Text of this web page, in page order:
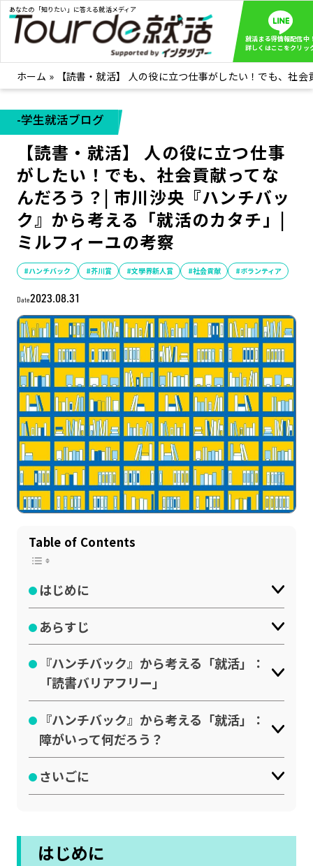
あなたの「知りたい」に答える就活メディア
就活まる得情報配信中
詳しくはここをクリッ
就活ノウハウ 全て見る
企業まる見え！特捜部
みんなが知らない企業の裏側を徹底調査！
インタツアー活動レポ 全て見る
インタツアーを使ってどうだった？OBOG成功談
社会人インタビュー 全て見る
社会人になった今、就活を振り返ってみた
学生就活ブログ
学生ライターが教える、今就活でやるべきこと
企業・業界研究はインタツアー
記事一覧
LINE登録
サイトマップ
運営会社
公式SNSはこちら
ホーム » 【読書・就活】 人の役に立つ仕事がしたい！でも、社
-学生就活ブログ
【読書・就活】 人の役に立つ仕事
がしたい！でも、社会貢献ってな
んだろう？| 市川沙央『ハンチバッ
ク』から考える「就活のカタチ」|
ミルフィーユの考察
#ハンチバック #芥川賞 #文學界新人賞 #社会貢献 #ボランティア
Date2023.08.31
Table of Contents
はじめに
あらすじ
『ハンチバック』から考える「就活」：
「読書バリアフリー」
『ハンチバック』から考える「就活」：
障がいって何だろう？
さいごに
はじめに